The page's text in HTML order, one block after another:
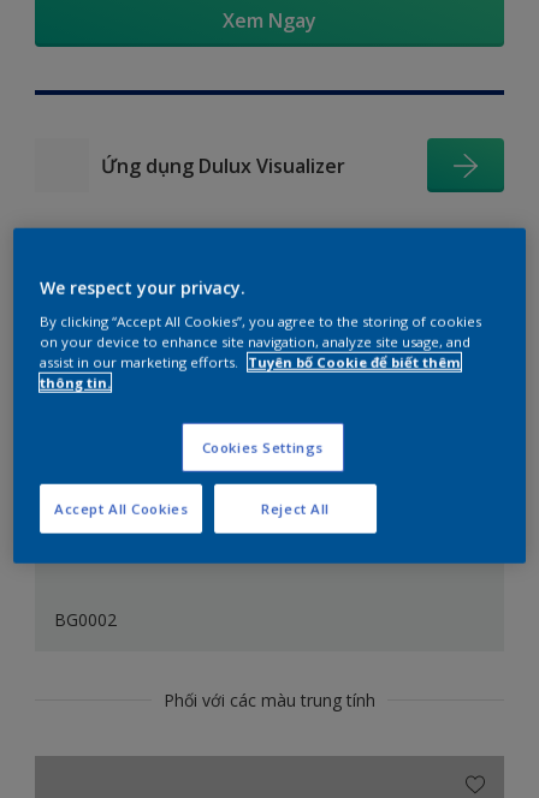
Xem Ngay
Ứng dụng Dulux Visualizer
Gợi ý phối màu
BG0002
Phối với các màu trung tính
We respect your privacy.
By clicking “Accept All Cookies”, you agree to the storing of cookies
on your device to enhance site navigation, analyze site usage, and
assist in our marketing efforts.
Tuyên bố Cookie để biết thêm
thông tin.
Cookies Settings
Reject All
Accept All Cookies